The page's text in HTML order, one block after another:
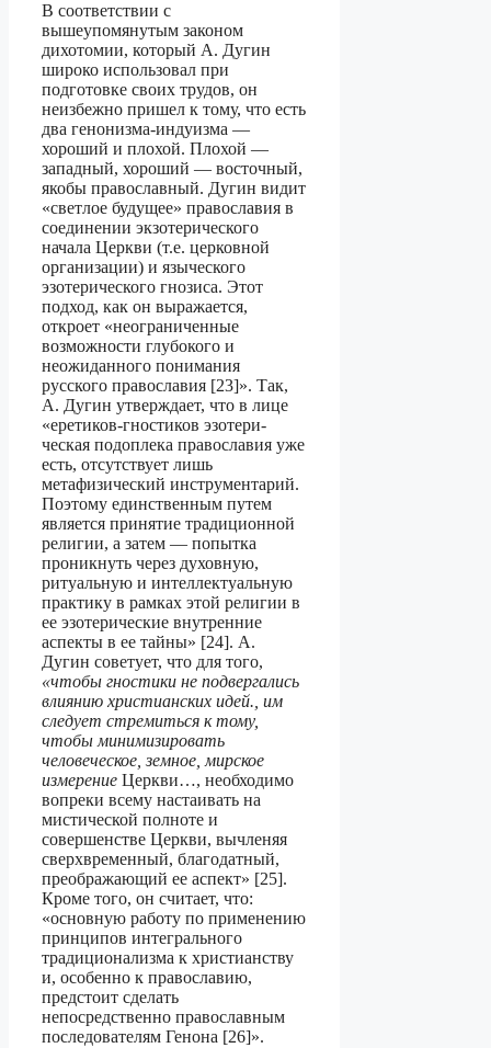
В соответствии с
вышеупомянутым законом
дихотомии, который А. Дугин
широко использовал при
подготовке своих трудов, он
неизбежно пришел к тому, что есть
два генонизма-индуизма —
хороший и плохой. Плохой —
западный, хоро­ший — восточный,
якобы православный. Дугин видит
«светлое будущее» правосла­вия в
соединении экзотерического
начала Церкви (т.е. церковной
организации) и языческого
эзотерического гнозиса. Этот
подход, как он выражается,
откроет «неограниченные
возможности глубокого и
неожиданного понимания
русского право­славия [23]». Так,
А. Дугин утверждает, что в лице
«еретиков-гностиков эзотери­
ческая подоплека православия уже
есть, отсутствует лишь
метафизический инстру­ментарий.
Поэтому единственным путем
является принятие традиционной
рели­гии, а затем — попытка
проникнуть через духовную,
ритуальную и интеллектуаль­ную
практику в рамках этой религии в
ее эзотерические внутренние
аспекты в ее тайны» [24]. А.
Дугин советует, что для того,
«чтобы гностики не подвергались
влиянию христианских идей., им
следует стремиться к тому,
чтобы минимизировать
человеческое, земное, мирское
измерение Церкви…, необходимо
вопреки всему на­стаивать на
мистической полноте и
совершенстве Церкви, вычленяя
сверхвремен­ный, благодатный,
преображающий ее аспект» [25].
Кроме того, он считает, что:
«основную работу по применению
принципов интегрального
традиционализма к христианству
и, особенно к православию,
предстоит сделать
непосредственно пра­вославным
последователям Генона [26]».